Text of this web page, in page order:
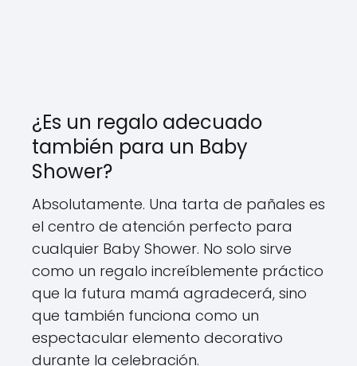
¿Es un regalo adecuado
también para un Baby
Shower?
Absolutamente. Una tarta de pañales es
el centro de atención perfecto para
cualquier Baby Shower. No solo sirve
como un regalo increíblemente práctico
que la futura mamá agradecerá, sino
que también funciona como un
espectacular elemento decorativo
durante la celebración.